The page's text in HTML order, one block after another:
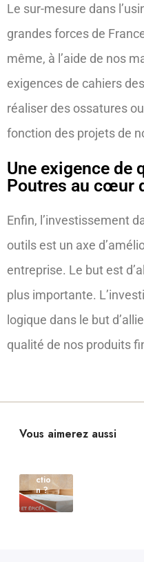
Le sur-mesure dans
grandes forces de
même, à l’aide de nos
exigences de cahiers
réaliser des ossatures
fonction des projets de
Une exigence de
Poutres au cœur
Enfin, l’investissement
outils est un axe
entreprise. Le but est
plus importante.
logique dans le but
qualité de nos produits
Vous aimerez aussi
nove
mbre
202
Qu
s
diff
ére
nce
a-t-
il
e le
s
éa
ctio
n ?